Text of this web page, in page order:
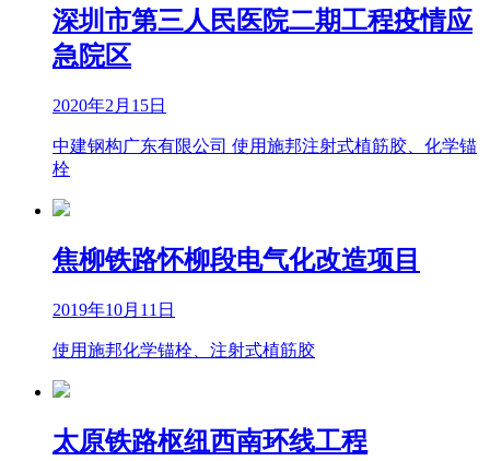
深圳市第三人民医院二期工程疫情应
急院区
2020年2月15日
中建钢构广东有限公司 使用施邦注射式植筋胶、化学锚
栓
焦柳铁路怀柳段电气化改造项目
2019年10月11日
使用施邦化学锚栓、注射式植筋胶
太原铁路枢纽西南环线工程